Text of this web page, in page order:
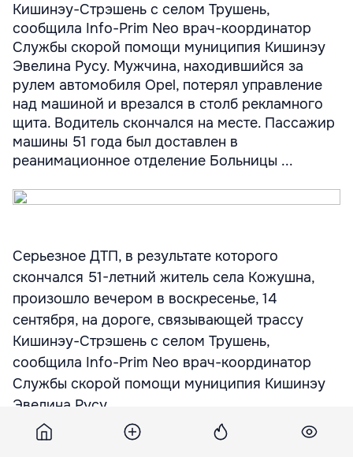
Кишинэу-Стрэшень с селом Трушень,
сообщила Info-Prim Neo врач-координатор
Службы скорой помощи муниципия Кишинэу
Эвелина Русу. Мужчина, находившийся за
рулем автомобиля Opel, потерял управление
над машиной и врезался в столб рекламного
щита. Водитель скончался на месте. Пассажир
машины 51 года был доставлен в
реанимационное отделение Больницы ...
Серьезное ДТП, в результате которого
скончался 51-летний житель села Кожушна,
произошло вечером в воскресенье, 14
сентября, на дороге, связывающей трассу
Кишинэу-Стрэшень с селом Трушень,
сообщила Info-Prim Neo врач-координатор
Службы скорой помощи муниципия Кишинэу
Эвелина Русу.